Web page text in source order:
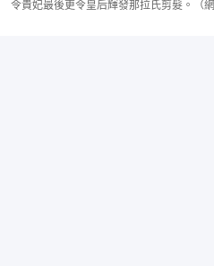
令貴妃最後更令皇后輝發那拉氏剪髮。（網